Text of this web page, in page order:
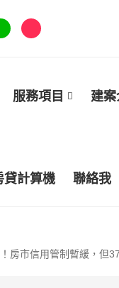
服務項目 建
貸計算機 聯絡我
房市信用管制暫緩，但